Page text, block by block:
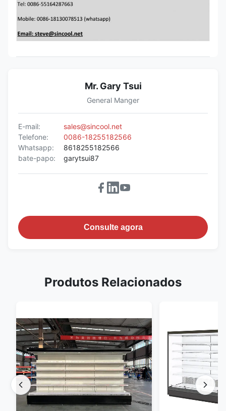
Mr. Gary Tsui
General Manger
E-mail:
sales@sincool.net
Telefone:
0086-18255182566
Whatsapp:
8618255182566
bate-papo:
garytsui87
Consulte agora
Produtos Relacionados